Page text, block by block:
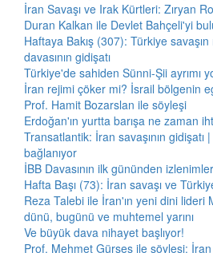
İran Savaşı ve Irak Kürtleri: Zıryan
Duran Kalkan ile Devlet Bahçeli'yi
Haftaya Bakış (307): Türkiye
davasının gidişatı
Türkiye'de sahiden Sünni-Şii ayrımı
İran rejimi çöker mi? İsrail bölgenin
Prof. Hamit Bozarslan ile söyleşi
Erdoğan'ın yurtta barışa ne zaman
Transatlantik: İran savaşının gidişatı
bağlanıyor
İBB Davasının ilk gününden
Hafta Başı (73): İran savaşı ve
Reza Talebi ile İran'ın yeni dini lideri
dünü, bugünü ve muhtemel yarını
Ve büyük dava nihayet başlıyor!
Prof. Mehmet Gürses ile söyleşi: